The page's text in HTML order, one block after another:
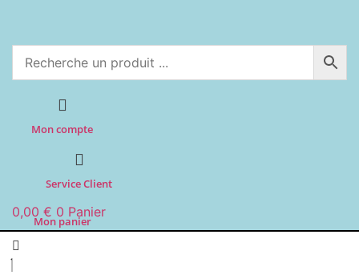
contenu
Mon compte
Service Client
0,00 € 0 Panier
Mon panier